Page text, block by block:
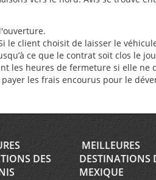
le client choisit de laisser le
ce que le contrat soit clos le
les heures de fermeture si elle
les frais encourus pour le
DES
MEILLEURES
DESTINATIONS
MEXIQUE